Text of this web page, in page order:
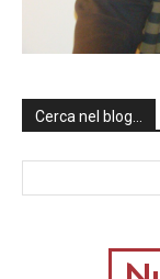
Cerca nel blog…